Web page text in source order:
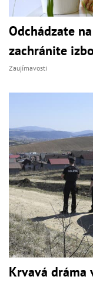
Odchádzate
zachránite
Zaujímavosti
Krvavá dráma